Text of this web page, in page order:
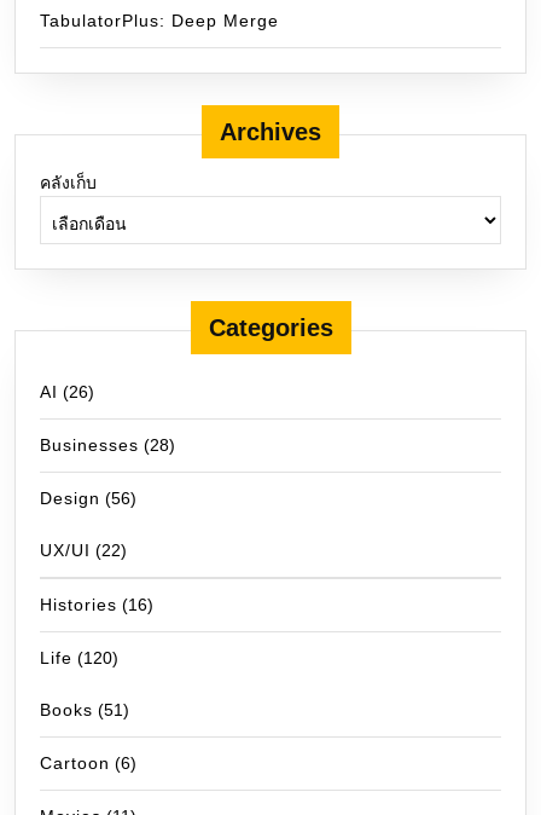
TabulatorPlus: Deep Merge
Archives
คลังเก็บ
Categories
AI (26)
Businesses (28)
Design (56)
UX/UI (22)
Histories (16)
Life (120)
Books (51)
Cartoon (6)